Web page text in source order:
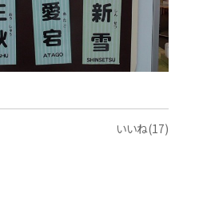
いいね(17)